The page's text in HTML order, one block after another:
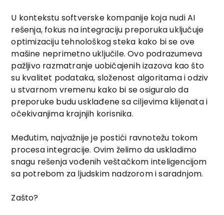
U kontekstu softverske kompanije koja nudi AI
rešenja, fokus na integraciju preporuka uključuje
optimizaciju tehnološkog steka kako bi se ove
mašine neprimetno uključile. Ovo podrazumeva
pažljivo razmatranje uobičajenih izazova kao što
su kvalitet podataka, složenost algoritama i odziv
u stvarnom vremenu kako bi se osiguralo da
preporuke budu usklađene sa ciljevima klijenata i
očekivanjima krajnjih korisnika.
Međutim, najvažnije je postići ravnotežu tokom
procesa integracije. Ovim želimo da uskladimo
snagu rešenja vođenih veštačkom inteligencijom
sa potrebom za ljudskim nadzorom i saradnjom.
Zašto?